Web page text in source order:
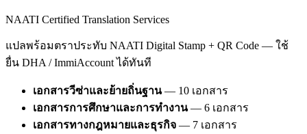
NAATI Certified Translation Services
แปลพร้อมตราประทับ NAATI Digital Stamp + QR Code — ใช้
ยื่น DHA / ImmiAccount ได้ทันที
เอกสารวีซ่าและย้ายถิ่นฐาน— 10 เอกสาร
เอกสารการศึกษาและการทำงาน— 6 เอกสาร
เอกสารทางกฎหมายและธุรกิจ — 7 เอกสาร